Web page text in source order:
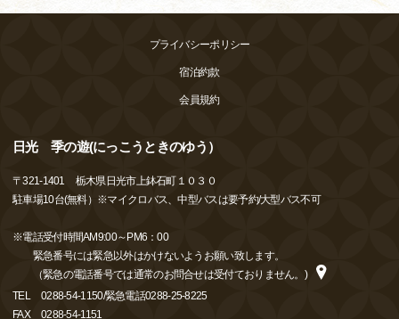
プライバシーポリシー
宿泊約款
会員規約
日光 季の遊(にっこうときのゆう）
〒321-1401
栃木県日光市上鉢石町１０３０
駐車場10台(無料）※マイクロバス、中型バスは要予約/大型バス不可
※電話受付時間AM9:00～PM6：00
緊急番号には緊急以外はかけないようお願い致します。
（緊急の電話番号では通常のお問合せは受付ておりません。)
TEL
0288-54-1150/緊急電話0288-25-8225
FAX
0288-54-1151